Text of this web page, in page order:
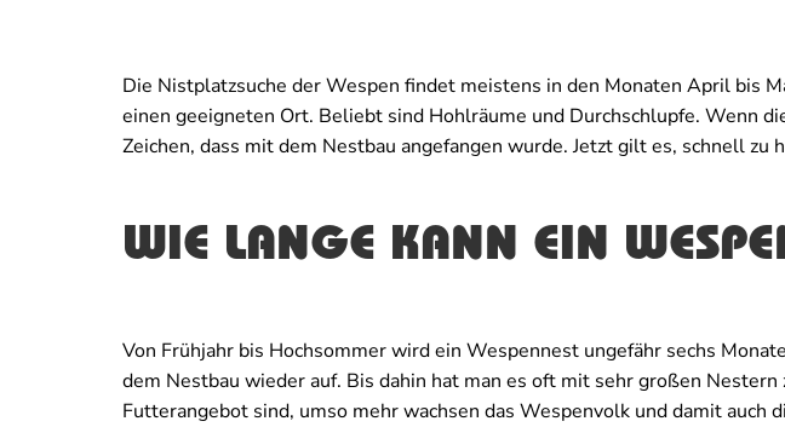
Die Nistplatzsuche der Wespen findet meistens in den Monaten April bis
einen geeigneten Ort. Beliebt sind Hohlräume und Durchschlupfe. Wenn
Zeichen, dass mit dem Nestbau angefangen wurde. Jetzt gilt es, schnell zu
WIE LANGE KANN EIN
Von Frühjahr bis Hochsommer wird ein Wespennest ungefähr sechs
dem Nestbau wieder auf. Bis dahin hat man es oft mit sehr großen
Futterangebot sind, umso mehr wachsen das Wespenvolk und damit auch